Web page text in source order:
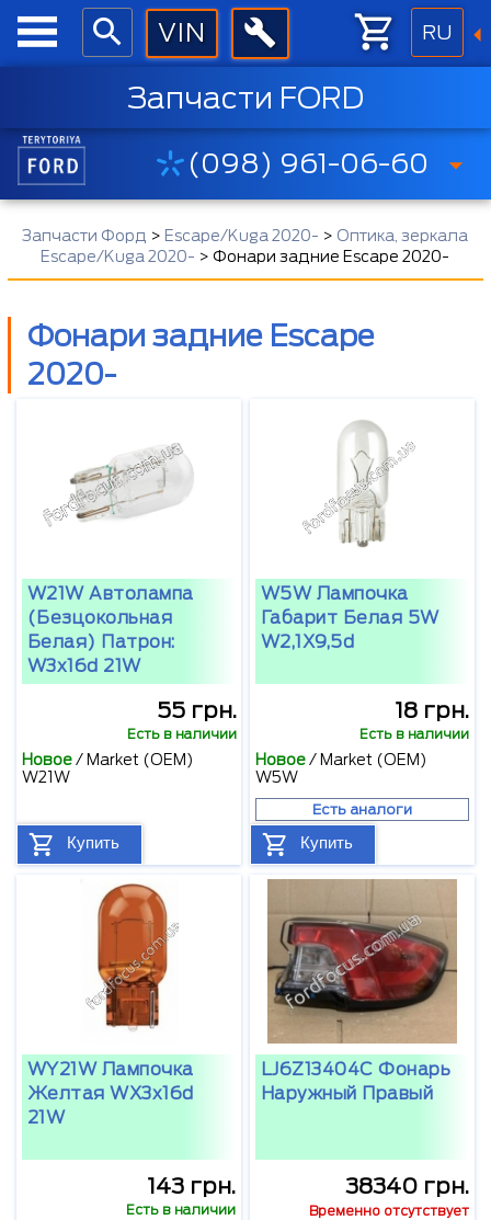
RU
Запчасти FORD
(098) 961-06-60
Запчасти Форд > Escape/Kuga 2020- > Оптика, зеркала
Escape/Kuga 2020- >Фонари задние Escape 2020-
Фонари задние Escape
2020-
W21W Автолампа
(безцокольная
Белая) Патрон:
W3x16d 21W
55 грн.
Есть в наличии
Новое/ Market (OEM)
W21W
Купить
W5W Лампочка
Габарит Белая 5W
W2,1X9,5d
18 грн.
Есть в наличии
Новое/ Market (OEM)
W5W
Есть аналоги
Купить
WY21W Лампочка
Желтая WX3x16d
21W
143 грн.
Есть в наличии
LJ6Z13404C Фонарь
Наружный Правый
38340 грн.
Временно отсутствует